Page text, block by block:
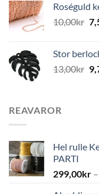
Roséguld
10,00kr
Stor
13,00kr
REAVAROR
Hel rulle
PARTI
299,00kr –